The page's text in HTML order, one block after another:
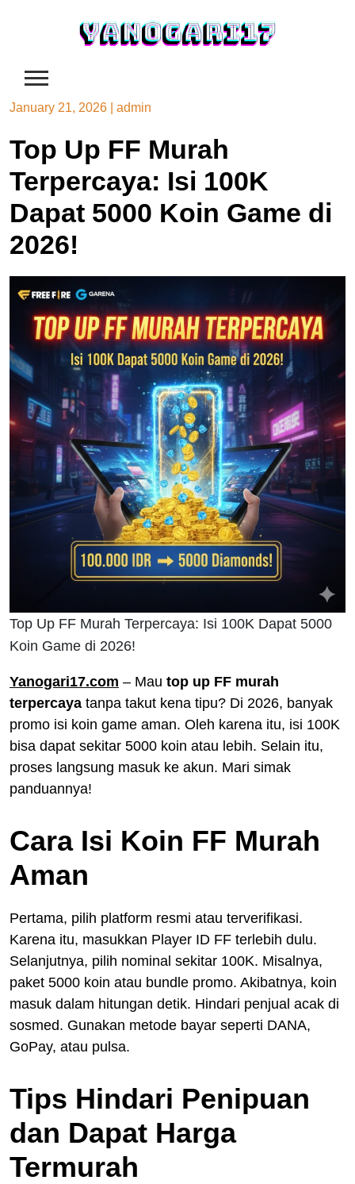
January 21, 2026 admin
Top Up FF Murah
Terpercaya: Isi 100K
Dapat 5000 Koin Game di
2026!
Top Up FF Murah Terpercaya: Isi 100K Dapat 5000
Koin Game di 2026!
Yanogari17.com – Mau top up FF murah
terpercaya tanpa takut kena tipu? Di 2026, banyak
promo isi koin game aman. Oleh karena itu, isi 100K
bisa dapat sekitar 5000 koin atau lebih. Selain itu,
proses langsung masuk ke akun. Mari simak
panduannya!
Cara Isi Koin FF Murah
Aman
Pertama, pilih platform resmi atau terverifikasi.
Karena itu, masukkan Player ID FF terlebih dulu.
Selanjutnya, pilih nominal sekitar 100K. Misalnya,
paket 5000 koin atau bundle promo. Akibatnya, koin
masuk dalam hitungan detik. Hindari penjual acak di
sosmed. Gunakan metode bayar seperti DANA,
GoPay, atau pulsa.
Tips Hindari Penipuan
dan Dapat Harga
Termurah